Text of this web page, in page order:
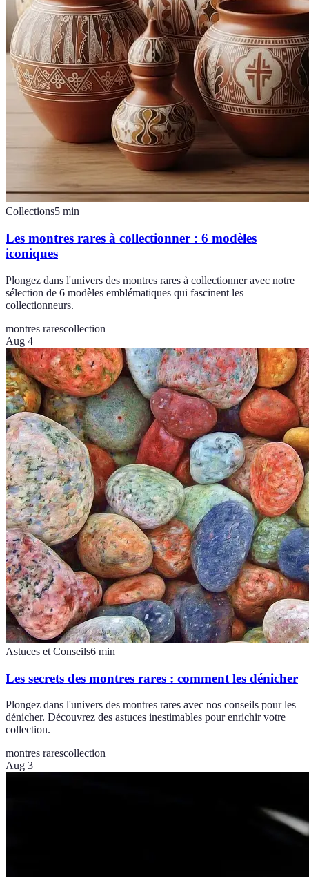
Collections5 min
Les montres rares à collectionner : 6 modèles
iconiques
Plongez dans l'univers des montres rares à collectionner avec notre
sélection de 6 modèles emblématiques qui fascinent les
collectionneurs.
montres rarescollection
Aug 4
Astuces et Conseils6 min
Les secrets des montres rares : comment les dénicher
Plongez dans l'univers des montres rares avec nos conseils pour les
dénicher. Découvrez des astuces inestimables pour enrichir votre
collection.
montres rarescollection
Aug 3